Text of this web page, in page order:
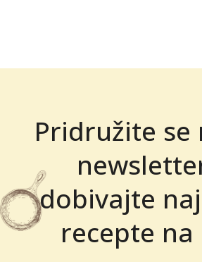
Pridružite se
dobivajte
recepte na